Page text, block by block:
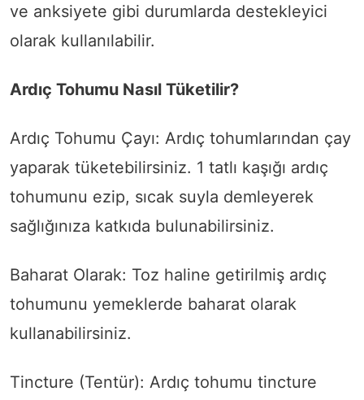
ve anksiyete gibi durumlarda destekleyici
olarak kullanılabilir.
Ardıç Tohumu Nasıl Tüketilir?
Ardıç Tohumu Çayı: Ardıç tohumlarından çay
yaparak tüketebilirsiniz. 1 tatlı kaşığı ardıç
tohumunu ezip, sıcak suyla demleyerek
sağlığınıza katkıda bulunabilirsiniz.
Baharat Olarak: Toz haline getirilmiş ardıç
tohumunu yemeklerde baharat olarak
kullanabilirsiniz.
Tincture (Tentür): Ardıç tohumu tincture